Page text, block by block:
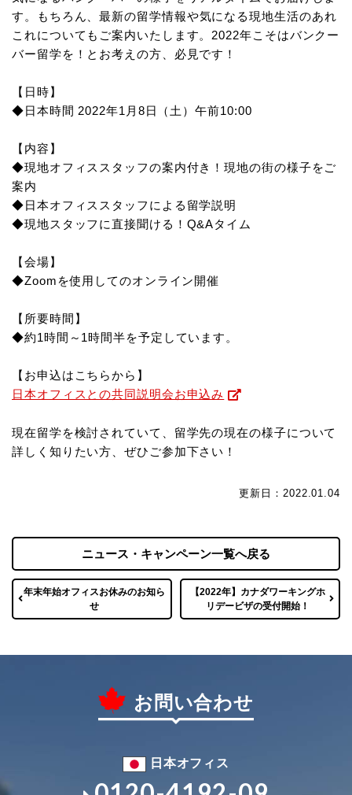
す。
もちろん、最新の留学情報や気になる現地生活のあれ
これについてもご案内いたします。 2022年こそはバンクー
バー留学を！とお考えの方、必見です！
【日時】
◆日本時間 2022年1月8日（土）午前10:00
【内容】
◆現地オフィススタッフの案内付き！現地の街の様子をご
案内
◆日本オフィススタッフによる留学説明
◆現地スタッフに直接聞ける！Q&Aタイム
【会場】
◆Zoomを使用してのオンライン開催
【所要時間】
◆約1時間～1時間半を予定しています。
【お申込はこちらから】
日本オフィスとの共同説明会お申込み
現在留学を検討されていて、留学先の現在の様子について
詳しく知りたい方、ぜひご参加下さい！
更新日：2022.01.04
年末年始オフィスお休みのお知ら
せ
ニュース・キャンペーン一覧へ戻る
【2022年】カナダワーキングホ
リデービザの受付開始！
お問い合わせ
日本オフィス